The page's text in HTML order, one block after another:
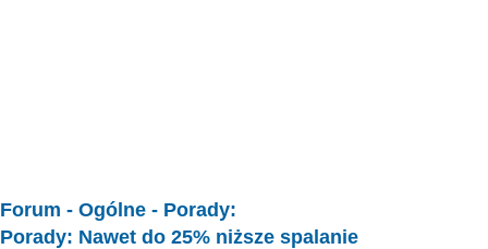
Forum - Ogólne - Porady:
Porady: Nawet do 25% niższe spalanie